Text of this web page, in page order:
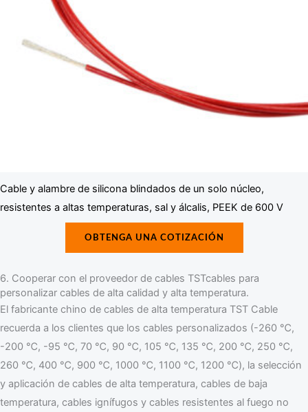
Cable y alambre de silicona blindados de un solo núcleo,
resistentes a altas temperaturas, sal y álcalis, PEEK de 600 V
OBTENGA UNA COTIZACIÓN
6. Cooperar con el proveedor de cables TSTcables para
personalizar cables de alta calidad y alta temperatura.
El fabricante chino de cables de alta temperatura TST Cable
recuerda a los clientes que los cables personalizados (-260 ℃,
-200 ℃, -95 ℃, 70 ℃, 90 ℃, 105 ℃, 135 ℃, 200 ℃, 250 ℃,
260 ℃, 400 ℃, 900 ℃, 1000 ℃, 1100 ℃, 1200 ℃), la selección
y aplicación de cables de alta temperatura, cables de baja
temperatura, cables ignífugos y cables resistentes al fuego no